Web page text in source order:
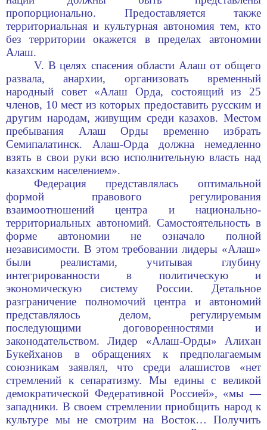
пропорционально. Предоставляется также
территориальная и культурная автономия тем, кто
без территории окажется в пределах автономии
Алаш.
V. В целях спасения области Алаш от общего
развала, анархии, организовать временный
народный совет «Алаш Орда, состоящий из 25
членов, 10 мест из которых предоставить русским и
другим народам, живущим среди казахов. Местом
пребывания Алаш Орды временно избрать
Семипалатинск. Алаш-Орда должна немедленно
взять в свои руки всю исполнительную власть над
казахским населением».
Федерация представлялась оптимальной
формой правового регулирования
взаимоотношений центра и национально-
территориальных автономий. Самостоятельность в
форме автономии не означало полной
независимости. В этом требовании лидеры «Алаш»
были реалистами, учитывая глубину
интегрированности в политическую и
экономическую систему России. Детальное
разграничение полномочий центра и автономий
представлялось делом, регулируемым
последующими договоренностями и
законодательством. Лидер «Алаш-Орды» Алихан
Букейханов в обращениях к предполагаемым
союзникам заявлял, что среди алашистов «нет
стремлений к сепаратизму. Мы едины с великой
демократической Федеративной Россией», «мы —
западники. В своем стремлении приобщить народ к
культуре мы не смотрим на Восток… Получить